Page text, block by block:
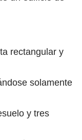
rectangular y
solamente
y tres